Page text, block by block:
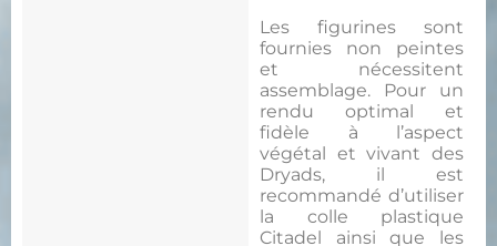
Les figurines sont
fournies non peintes
et nécessitent
assemblage. Pour un
rendu optimal et
fidèle à l’aspect
végétal et vivant des
Dryads, il est
recommandé d’utiliser
la colle plastique
Citadel ainsi que les